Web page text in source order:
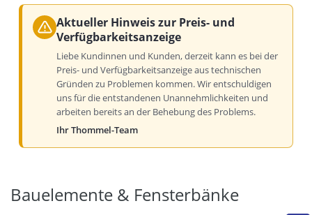
Aktueller Hinweis zur Preis- und
Verfügbarkeitsanzeige
Liebe Kundinnen und Kunden, derzeit kann es bei der
Preis- und Verfügbarkeitsanzeige aus technischen
Gründen zu Problemen kommen. Wir entschuldigen
uns für die entstandenen Unannehmlichkeiten und
arbeiten bereits an der Behebung des Problems.
Ihr Thommel-Team
Bauelemente & Fensterbänke